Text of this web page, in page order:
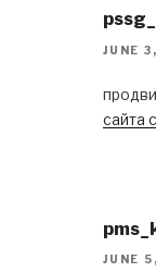
JUNE
сайта
JUNE